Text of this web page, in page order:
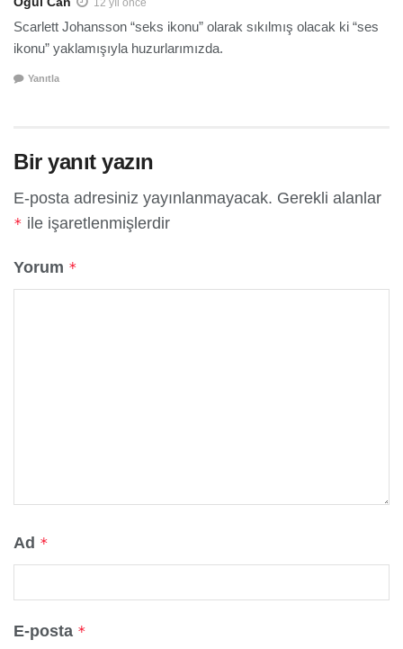
12 yıl önce
Scarlett Johansson “seks ikonu” olarak sıkılmış olacak ki “ses
ikonu” yaklamışıyla huzurlarımızda.
Yanıtla
Bir yanıt yazın
E-posta adresiniz yayınlanmayacak. Gerekli alanlar
* ile işaretlenmişlerdir
Yorum *
Ad *
E-posta *